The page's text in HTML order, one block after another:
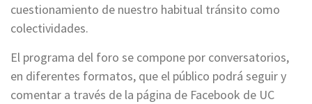
cuestionamiento de nuestro habitual tránsito como
colectividades.
El programa del foro se compone por conversatorios,
en diferentes formatos, que el público podrá seguir y
comentar a través de la página de Facebook de UC